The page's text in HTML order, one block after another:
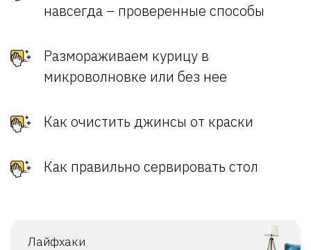
навсегда – проверенные способы
Размораживаем курицу в
микроволновке или без нее
Как очистить джинсы от краски
Как правильно сервировать стол
Лайфхаки